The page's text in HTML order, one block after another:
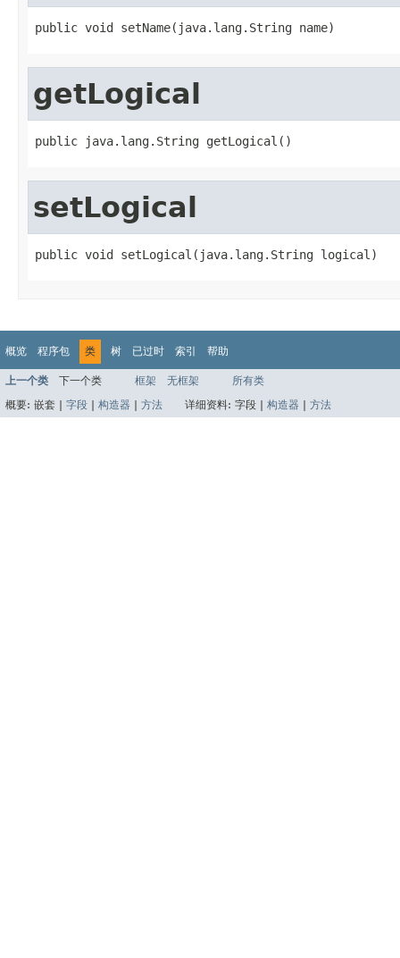
public void setName(java.lang.String name)
getLogical
public java.lang.String getLogical()
setLogical
public void setLogical(java.lang.String logical)
概览 程序包 类 树 已过时 索引 帮助
上一个类 下一个类 框架 无框架
所有类
概要: 嵌套 | 字段 构造器 方法 详细资料: 字段 | 构造器 方法